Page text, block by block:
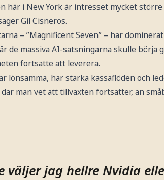
här i New York är intresset mycket
Gil Cisneros.
– ”Magnificent Seven” – har
de massiva AI-satsningarna skulle börja
fortsatte att leverera.
lönsamma, har starka kassaflöden och
man vet att tillväxten fortsätter, än
väljer jag hellre Nvidia